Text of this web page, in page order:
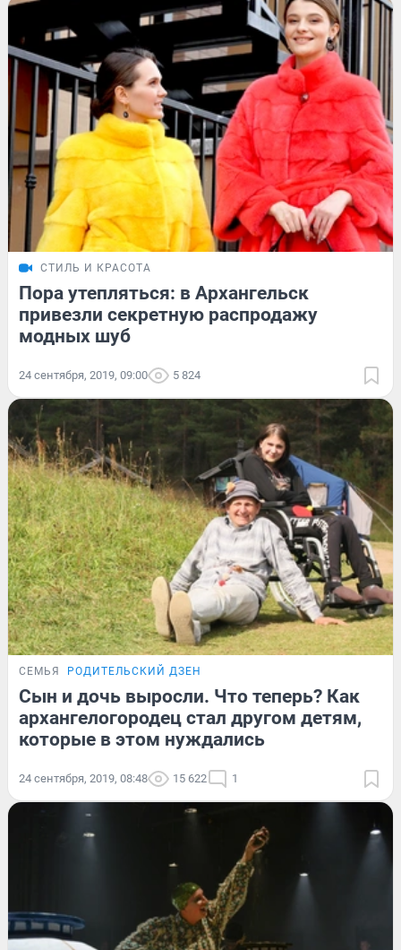
СТИЛЬ И КРАСОТА
Пора утепляться: в Архангельск
привезли секретную распродажу
модных шуб
24 сентября, 2019, 09:00 5 824
СЕМЬЯ РОДИТЕЛЬСКИЙ ДЗЕН
Сын и дочь выросли. Что теперь? Как
архангелогородец стал другом детям,
которые в этом нуждались
24 сентября, 2019, 08:48 15 622 1